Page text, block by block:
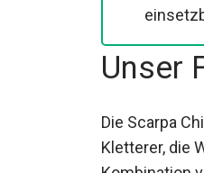
Unser
Die Scarpa
Kletterer, die
Kombination